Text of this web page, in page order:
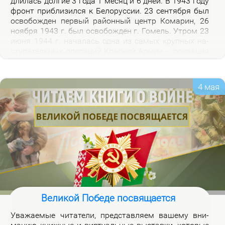
фронт при­бли­зил­ся к Бе­ло­рус­сии. 23 сен­тяб­ря был
осво­бож­ден пер­вый рай­он­ный центр Ко­ма­рин, 26
но­яб­ря 1943 г. был осво­бож­ден г. Го­мель. Утром 23
за­хват­чи­ков с тер­ри­то­рии Бе­ло­рус­сии.
4 мая
Великой Победе посвящается
Ува­жа­е­мые чи­та­те­ли, пред­став­ля­ем ва­ше­му вни­